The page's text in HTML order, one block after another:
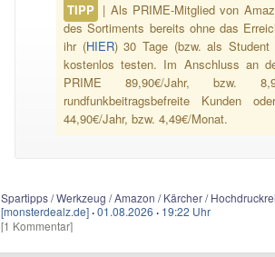
TIPP | Als PRIME-Mitglied von
des Sortiments bereits ohne das
ihr (HIER) 30 Tage (bzw. als Student
kostenlos testen. Im Anschluss an
PRIME 89,90€/Jahr, bzw.
rundfunkbeitragsbefreite Kunden
44,90€/Jahr, bzw. 4,49€/Monat.
Spartipps / Werkzeug / Amazon / Kärcher /
[monsterdealz.de] ·01.08.2026 · 19:22 Uhr
[1 Kommentar]